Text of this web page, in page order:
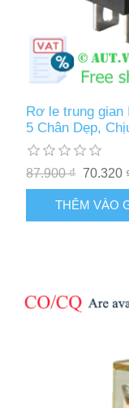
Rơ le trung gian
5 Chân Dẹp,
87.900 ₫ 70.320
THÊM VÀO